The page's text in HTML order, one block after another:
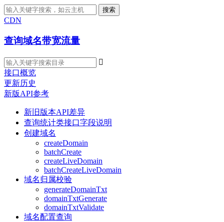
搜索
CDN
查询域名带宽流量

接口概览
更新历史
新版API参考
新旧版本API差异
查询统计类接口字段说明
创建域名
createDomain
batchCreate
createLiveDomain
batchCreateLiveDomain
域名归属校验
generateDomainTxt
domainTxtGenerate
domainTxtValidate
域名配置查询